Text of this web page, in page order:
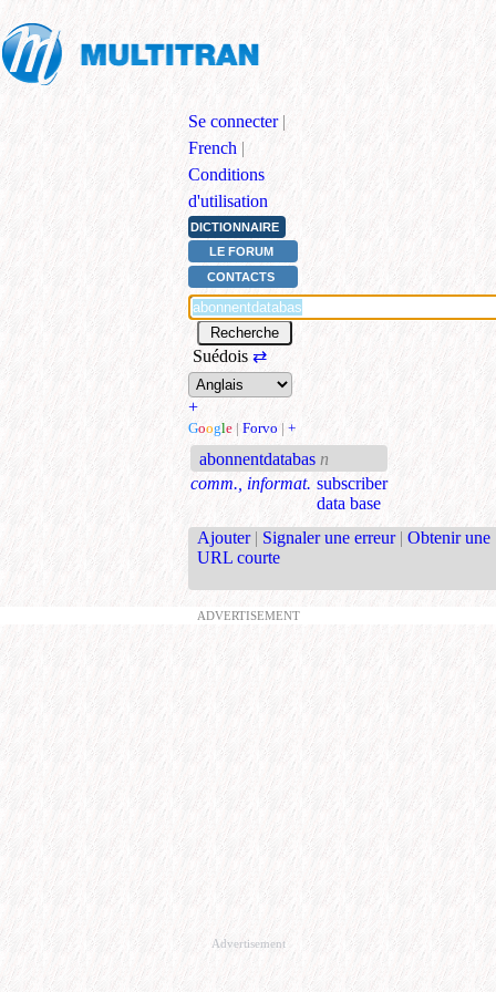
Se connecter |
French |
Conditions
d'utilisation
DICTIONNAIRE
LE FORUM
CONTACTS
Suédois ⇄
+
Google | Forvo | +
abonnentdatabas n
comm., informat. subscriber
data base
Ajouter | Signaler une erreur | Obtenir une
URL courte
ADVERTISEMENT
Advertisement